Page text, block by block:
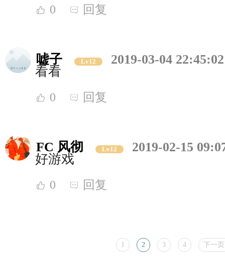
0 回复
嘘子 Lv12
2019-03-04 22:45:02
看看
0 回复
FC 风彻 Lv12
2019-02-15
好游戏
0 回复
1 2 3 4 下一页